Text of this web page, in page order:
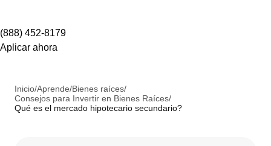
(888) 452-8179
Aplicar ahora
Inicio/Aprende/Bienes raíces/
Consejos para Invertir en Bienes Raíces/
Qué es el mercado hipotecario secundario?